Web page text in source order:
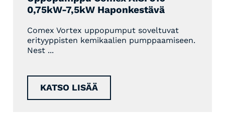
0,75kW-7,5kW Haponkestävä
Comex Vortex uppopumput soveltuvat
erityyppisten kemikaalien pumppaamiseen.
Nest ...
KATSO LISÄÄ